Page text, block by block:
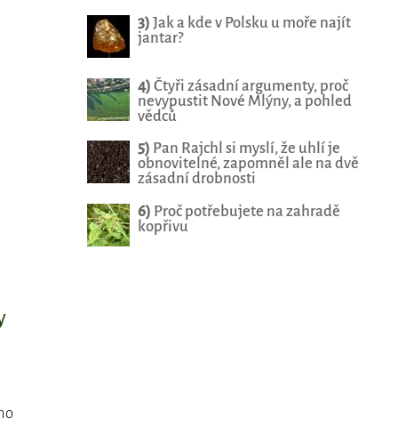
3) Jak a kde v Polsku u moře najít
jantar?
4) Čtyři zásadní argumenty, proč
nevypustit Nové Mlýny, a pohled
vědců
5) Pan Rajchl si myslí, že uhlí je
obnovitelné, zapomněl ale na dvě
zásadní drobnosti
6) Proč potřebujete na zahradě
kopřivu